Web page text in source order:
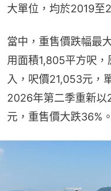
大單位，均於2019至
當中，重售價跌幅最
用面積1,805平方呎
入，呎價21,053元，
2026年第二季重新
元，重售價大跌36%。